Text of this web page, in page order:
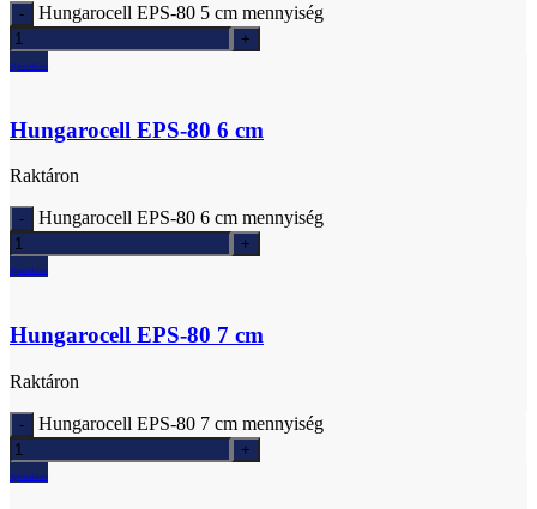
Hungarocell EPS-80 5 cm mennyiség
Ajánlatkérés
Hungarocell EPS-80 6 cm
Raktáron
Hungarocell EPS-80 6 cm mennyiség
Ajánlatkérés
Hungarocell EPS-80 7 cm
Raktáron
Hungarocell EPS-80 7 cm mennyiség
Ajánlatkérés